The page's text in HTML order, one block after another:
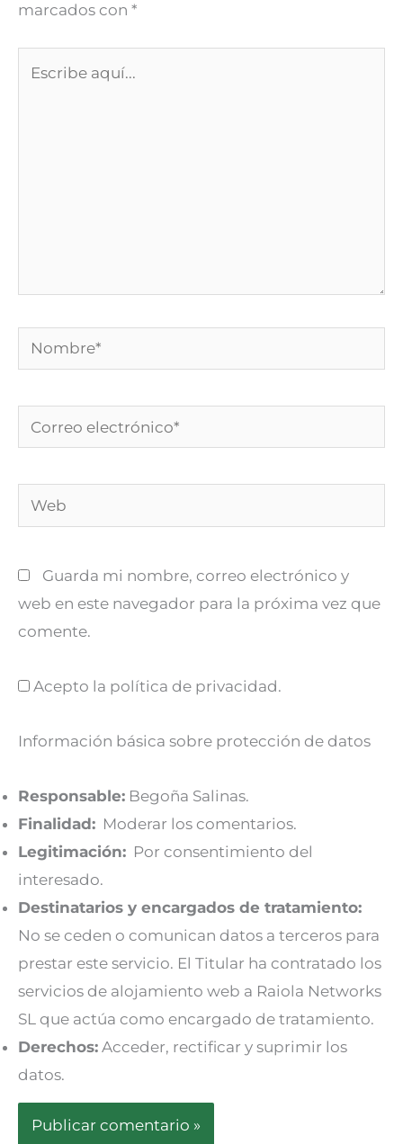
marcados con *
Nombre*
Correo
electrónico*
Web
Guarda mi nombre, correo electrónico y
web en este navegador para la próxima vez que
comente.
Acepto la política de privacidad.
Información básica sobre protección de datos
Responsable: Begoña Salinas.
Finalidad: Moderar los comentarios.
Legitimación: Por consentimiento del
interesado.
Destinatarios y encargados de tratamiento:
No se ceden o comunican datos a terceros para
prestar este servicio. El Titular ha contratado los
servicios de alojamiento web a Raiola Networks
SL que actúa como encargado de tratamiento.
Derechos: Acceder, rectificar y suprimir los
datos.